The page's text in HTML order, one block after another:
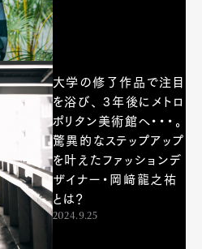
大学の修了作品で注目
を浴び、 3年後にメトロ
ポリタン美術館へ・・・。
驚異的なステップアップ
を叶えたファッションデ
ザイナー・岡﨑龍之祐
とは？
2024.9.25